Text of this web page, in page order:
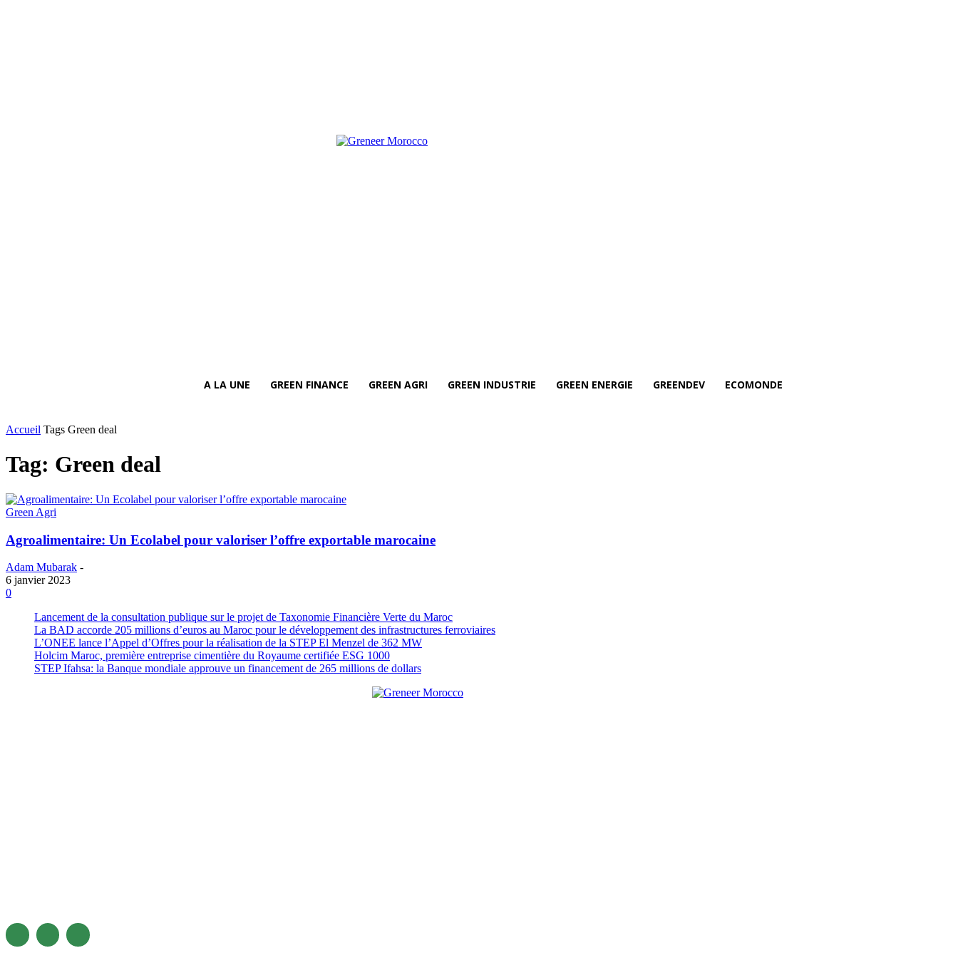
A LA UNE GREEN FINANCE GREEN AGRI GREEN INDUSTRIE GREEN ENERGIE GREENDEV ECOMONDE
Accueil Tags Green deal
Tag: Green deal
Green Agri
Agroalimentaire: Un Ecolabel pour valoriser l’offre exportable marocaine
Adam Mubarak -
6 janvier 2023
0
Lancement de la consultation publique sur le projet de Taxonomie Financière Verte du Maroc
La BAD accorde 205 millions d’euros au Maroc pour le développement des infrastructures ferroviaires
L’ONEE lance l’Appel d’Offres pour la réalisation de la STEP El Menzel de 362 MW
Holcim Maroc, première entreprise cimentière du Royaume certifiée ESG 1000
STEP Ifahsa: la Banque mondiale approuve un financement de 265 millions de dollars